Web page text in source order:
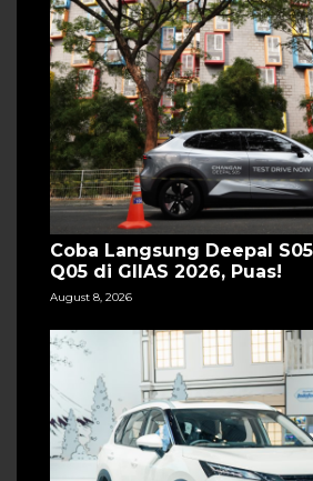
Coba Langsung Deepal
Q05 di GIIAS 2026, Puas!
August 8, 2026